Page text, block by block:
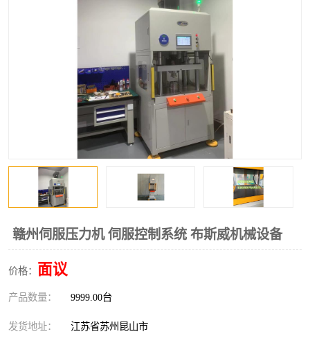
赣州伺服压力机 伺服控制系统 布斯威机械设备
价格： 面议
产品数量： 9999.00台
发货地址： 江苏省苏州昆山市